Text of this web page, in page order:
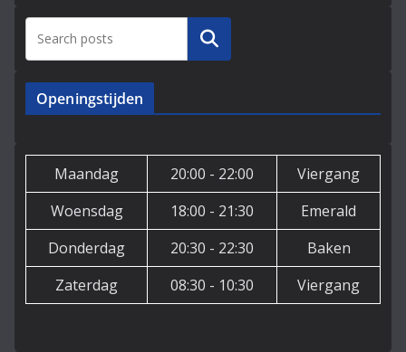
Zoeken
Openingstijden
Maandag 20:00 - 22:00
Viergang
Woensdag
18:00 - 21:30
Emerald
Donderdag
20:30 - 22:30
Baken
Zaterdag
08:30 - 10:30 Viergang